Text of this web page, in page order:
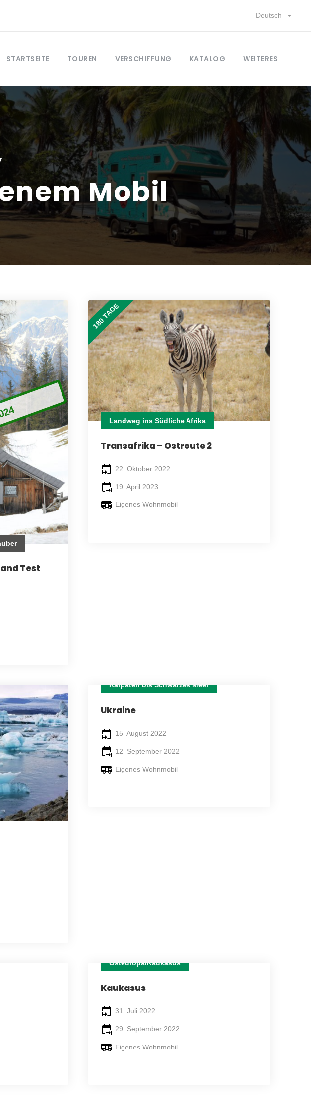
Deutsch
STARTSEITE TOUREN VERSCHIFFUNG KATALOG WEITERES
Mobil
Test
180 TAGE
Landweg ins Südliche Afrika
Transafrika – Ostroute 2
22. Oktober 2022
19. April 2023
Eigenes Wohnmobil
29 TAGE
Karpaten bis Schwarzes Meer
Ukraine
15. August 2022
12. September 2022
Eigenes Wohnmobil
61 TAGE
Osteuropa/Kaukasus
Kaukasus
31. Juli 2022
29. September 2022
Eigenes Wohnmobil